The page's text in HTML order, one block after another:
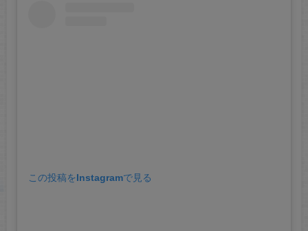
この投稿をInstagramで見る